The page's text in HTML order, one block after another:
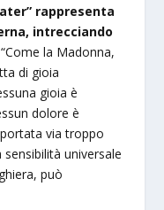
rappresenta
intrecciando
la Madonna,
di gioia
gioia è
dolore è
via troppo
universale
può